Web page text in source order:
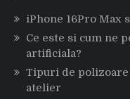
iPhone 16Pro Max
Ce este si cum ne
artificiala?
Tipuri de
atelier